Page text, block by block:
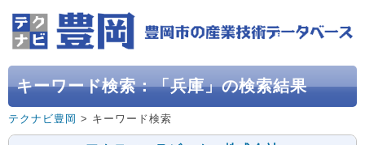
キーワード検索：「兵庫」の検索結果
テクナビ豊岡 > キーワード検索